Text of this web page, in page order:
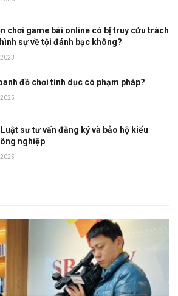
chơi game bài online có bị truy cứu trách
sự về tội đánh bạc không?
đồ chơi tình dục có phạm pháp?
sư tư vấn đăng ký và bảo hộ kiểu
nghiệp